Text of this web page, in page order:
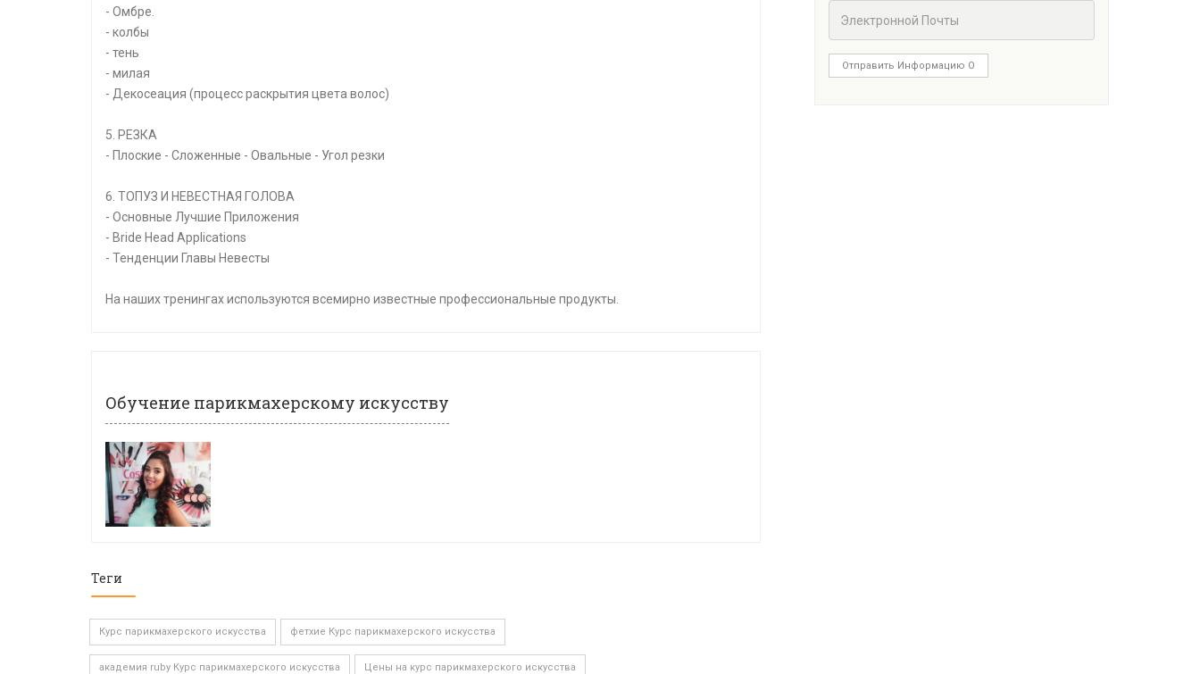
- Омбре.
- колбы
- тень
- милая
- Декосеация (процесс раскрытия цвета волос)
5. РЕЗКА
- Плоские - Сложенные - Овальные - Угол резки
6. ТОПУЗ И НЕВЕСТНАЯ ГОЛОВА
- Основные Лучшие Приложения
- Bride Head Applications
- Тенденции Главы Невесты
На наших тренингах используются всемирно известные профессиональные продукты.
Обучение парикмахерскому искусству
Теги
Курс парикмахерского искусства фетхие Курс парикмахерского искусства
академия ruby Курс парикмахерского искусства Цены на курс парикмахерского искусства
Отправить Информацию О